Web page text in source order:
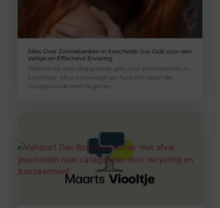
Alles Over Zonnebanken in Enschede: Uw Gids voor een
Veilige en Effectieve Ervaring
Welkom bij deze diepgaande gids over zonnebanken in
Enschede. Als u overweegt uw huid een gezonde,
zongebruinde teint te geven,